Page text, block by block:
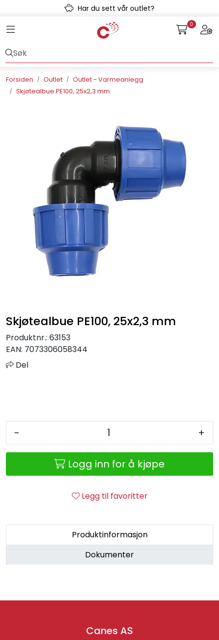
Skip to main contentHar du sett vår outlet?
Toggle navigation 0
Forsiden Outlet
Outlet - Varmeanlegg
Skjøtealbue PE100, 25x2,3 mm
Skjøtealbue PE100, 25x2,3 mm
Produktnr.: 63153
EAN: 7073306058344
Del
- +
Logg inn for å kjøpe
Legg til favoritter
Produktinformasjon
Dokumenter
Canes AS
Kulvert
Rørsystemer
Sprinkler
Tappevann
Varmeanlegg
Outlet
Retur/reklamasjon